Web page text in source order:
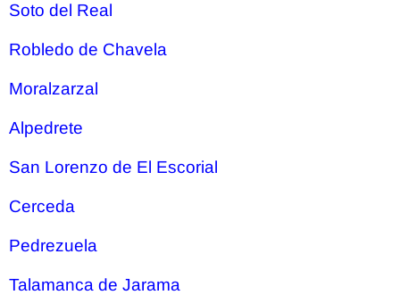
Soto del Real
Robledo de Chavela
Moralzarzal
Alpedrete
San Lorenzo de El Escorial
Cerceda
Pedrezuela
Talamanca de Jarama